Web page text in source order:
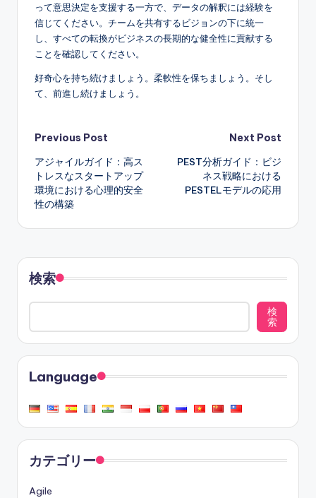
って意思決定を支援する一方で、データの解釈には経験を
信じてください。チームを共有するビジョンの下に統一
し、すべての転換がビジネスの長期的な健全性に貢献する
ことを確認してください。
好奇心を持ち続けましょう。柔軟性を保ちましょう。そし
て、前進し続けましょう。
Post
navigation
Previous Post
アジャイルガイド：高ス
トレスなスタートアップ
環境における心理的安全
性の構築
Next Post
PEST分析ガイド：ビジ
ネス戦略における
PESTELモデルの応用
検索
検
索
Language
カテゴリー
Agile